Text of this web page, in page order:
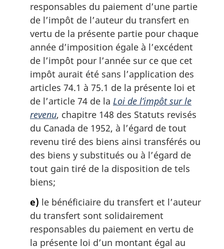
responsables du paiement d’une partie
de l’impôt de l’auteur du transfert en
vertu de la présente partie pour chaque
année d’imposition égale à l’excédent
de l’impôt pour l’année sur ce que cet
impôt aurait été sans l’application des
articles 74.1 à 75.1 de la présente loi et
de l’article 74 de la Loi de l’impôt sur le
revenu, chapitre 148 des Statuts revisés
du Canada de 1952, à l’égard de tout
revenu tiré des biens ainsi transférés ou
des biens y substitués ou à l’égard de
tout gain tiré de la disposition de tels
biens;
e) le bénéficiaire du transfert et l’auteur
du transfert sont solidairement
responsables du paiement en vertu de
la présente loi d’un montant égal au